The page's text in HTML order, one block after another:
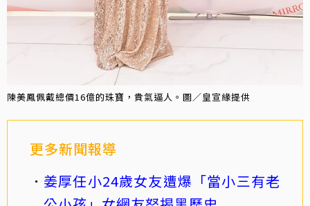
陳美鳳佩戴總價16億的珠寶，貴氣逼人。圖／皇宣緣提供
更多新聞報導
姜厚任小24歲女友遭爆「當小三有老